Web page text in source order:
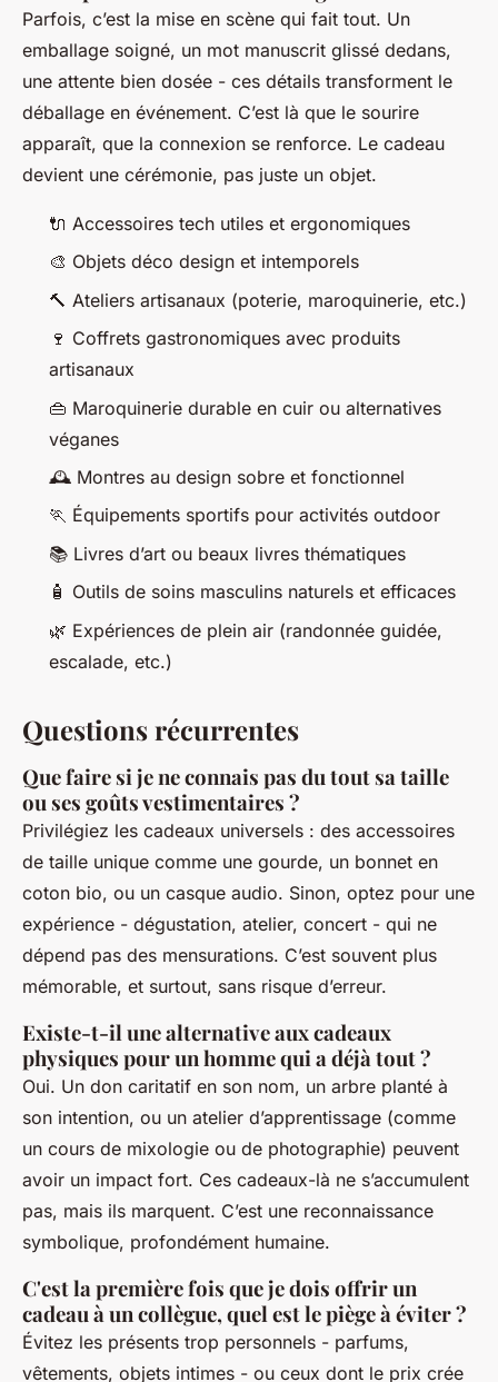
Parfois, c’est la mise en scène qui fait tout. Un
emballage soigné, un mot manuscrit glissé dedans,
une attente bien dosée - ces détails transforment le
déballage en événement. C’est là que le sourire
apparaît, que la connexion se renforce. Le cadeau
devient une cérémonie, pas juste un objet.
🔌 Accessoires tech utiles et ergonomiques
🎨 Objets déco design et intemporels
🔨 Ateliers artisanaux (poterie, maroquinerie, etc.)
🍷 Coffrets gastronomiques avec produits
artisanaux
👜 Maroquinerie durable en cuir ou alternatives
véganes
🕰 Montres au design sobre et fonctionnel
🏃 Équipements sportifs pour activités outdoor
📚 Livres d’art ou beaux livres thématiques
🧴 Outils de soins masculins naturels et efficaces
🌿 Expériences de plein air (randonnée guidée,
escalade, etc.)
Questions récurrentes
Que faire si je ne connais pas du tout sa taille
ou ses goûts vestimentaires ?
Privilégiez les cadeaux universels : des accessoires
de taille unique comme une gourde, un bonnet en
coton bio, ou un casque audio. Sinon, optez pour une
expérience - dégustation, atelier, concert - qui ne
dépend pas des mensurations. C’est souvent plus
mémorable, et surtout, sans risque d’erreur.
Existe-t-il une alternative aux cadeaux
physiques pour un homme qui a déjà tout ?
Oui. Un don caritatif en son nom, un arbre planté à
son intention, ou un atelier d’apprentissage (comme
un cours de mixologie ou de photographie) peuvent
avoir un impact fort. Ces cadeaux-là ne s’accumulent
pas, mais ils marquent. C’est une reconnaissance
symbolique, profondément humaine.
C'est la première fois que je dois offrir un
cadeau à un collègue, quel est le piège à éviter ?
Évitez les présents trop personnels - parfums,
vêtements, objets intimes - ou ceux dont le prix crée